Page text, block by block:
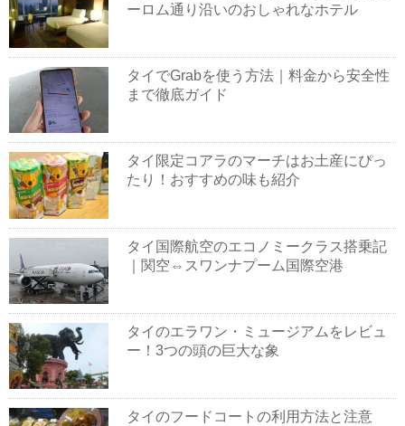
ーロム通り沿いのおしゃれなホテル
タイでGrabを使う方法｜料金から安全性
まで徹底ガイド
タイ限定コアラのマーチはお土産にぴっ
たり！おすすめの味も紹介
タイ国際航空のエコノミークラス搭乗記
｜関空⇔スワンナプーム国際空港
タイのエラワン・ミュージアムをレビュ
ー！3つの頭の巨大な象
タイのフードコートの利用方法と注意